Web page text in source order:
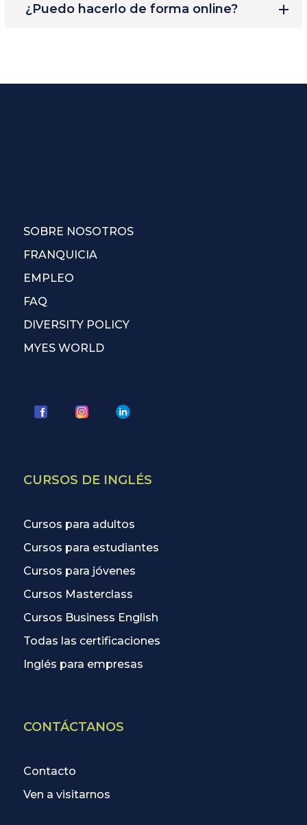
¿Puedo hacerlo de forma online?
SOBRE NOSOTROS
FRANQUICIA
EMPLEO
FAQ
DIVERSITY POLICY
MYES WORLD
CURSOS DE INGLÉS
Cursos para adultos
Cursos para estudiantes
Cursos para jóvenes
Cursos Masterclass
Cursos Business English
Todas las certificaciones
Inglés para empresas
CONTÁCTANOS
Contacto
Ven a visitarnos